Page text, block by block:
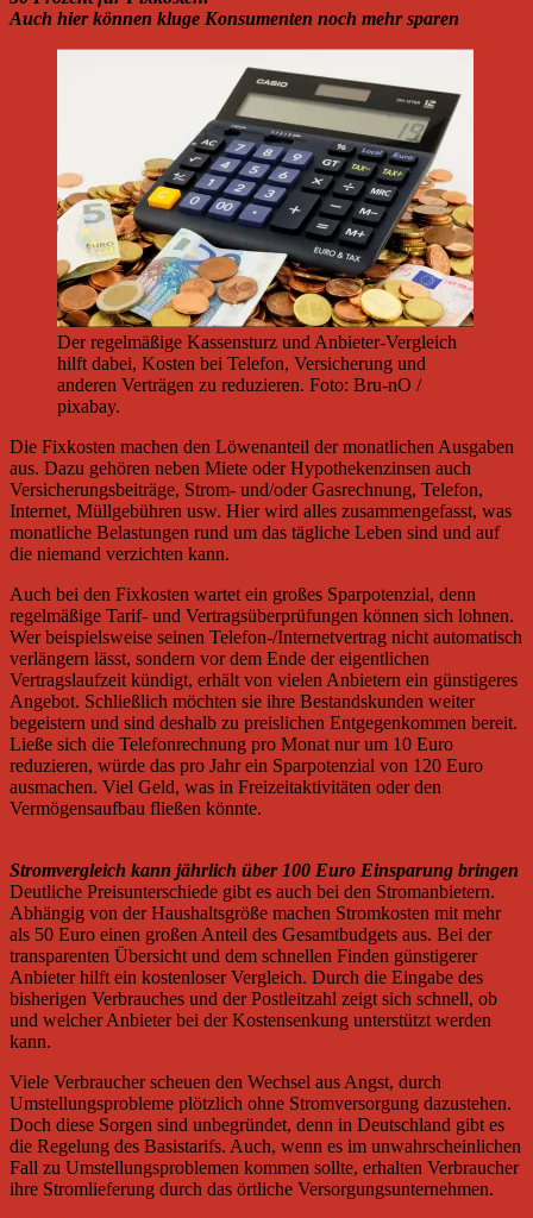
Auch hier können kluge Konsumenten noch mehr sparen
Der regelmäßige Kassensturz und Anbieter-Vergleich
hilft dabei, Kosten bei Telefon, Versicherung und
anderen Verträgen zu reduzieren. Foto: Bru-nO /
pixabay.
Die Fixkosten machen den Löwenanteil der monatlichen Ausgaben
aus. Dazu gehören neben Miete oder Hypothekenzinsen auch
Versicherungsbeiträge, Strom- und/oder Gasrechnung, Telefon,
Internet, Müllgebühren usw. Hier wird alles zusammengefasst, was
monatliche Belastungen rund um das tägliche Leben sind und auf
die niemand verzichten kann.
Auch bei den Fixkosten wartet ein großes Sparpotenzial, denn
regelmäßige Tarif- und Vertragsüberprüfungen können sich lohnen.
Wer beispielsweise seinen Telefon-/Internetvertrag nicht automatisch
verlängern lässt, sondern vor dem Ende der eigentlichen
Vertragslaufzeit kündigt, erhält von vielen Anbietern ein günstigeres
Angebot. Schließlich möchten sie ihre Bestandskunden weiter
begeistern und sind deshalb zu preislichen Entgegenkommen bereit.
Ließe sich die Telefonrechnung pro Monat nur um 10 Euro
reduzieren, würde das pro Jahr ein Sparpotenzial von 120 Euro
ausmachen. Viel Geld, was in Freizeitaktivitäten oder den
Vermögensaufbau fließen könnte.
Stromvergleich kann jährlich über 100 Euro Einsparung bringen
Deutliche Preisunterschiede gibt es auch bei den Stromanbietern.
Abhängig von der Haushaltsgröße machen Stromkosten mit mehr
als 50 Euro einen großen Anteil des Gesamtbudgets aus. Bei der
transparenten Übersicht und dem schnellen Finden günstigerer
Anbieter hilft ein kostenloser Vergleich. Durch die Eingabe des
bisherigen Verbrauches und der Postleitzahl zeigt sich schnell, ob
und welcher Anbieter bei der Kostensenkung unterstützt werden
kann.
Viele Verbraucher scheuen den Wechsel aus Angst, durch
Umstellungsprobleme plötzlich ohne Stromversorgung dazustehen.
Doch diese Sorgen sind unbegründet, denn in Deutschland gibt es
die Regelung des Basistarifs. Auch, wenn es im unwahrscheinlichen
Fall zu Umstellungsproblemen kommen sollte, erhalten Verbraucher
ihre Stromlieferung durch das örtliche Versorgungsunternehmen.